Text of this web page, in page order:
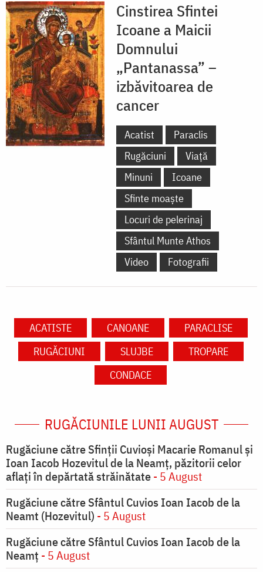
Cinstirea Sfintei
Icoane a Maicii
Domnului
„Pantanassa” –
izbăvitoarea de
cancer
Acatist
Paraclis
Rugăciuni
Viață
Minuni
Icoane
Sfinte moaște
Locuri de pelerinaj
Sfântul Munte Athos
Video
Fotografii
ACATISTE CANOANE
PARACLISE
RUGĂCIUNI
SLUJBE
TROPARE
CONDACE
RUGĂCIUNILE LUNII AUGUST
Rugăciune către Sfinții Cuvioși Macarie Romanul și
Ioan Iacob Hozevitul de la Neamț, păzitorii celor
aflați în depărtată străinătate- 5 August
Rugăciune către Sfântul Cuvios Ioan Iacob de la
Neamt (Hozevitul) - 5 August
Rugăciune către Sfântul Cuvios Ioan Iacob de la
Neamț - 5 August